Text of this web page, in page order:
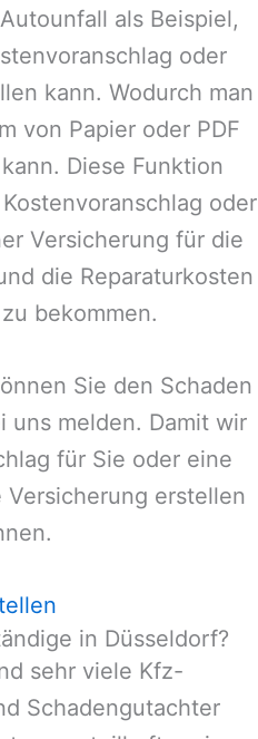
als Beispiel,
oder
kann. Wodurch man
von Papier oder PDF
Diese Funktion
oder
Versicherung für die
die Reparaturkosten
bekommen.
Sie den Schaden
uns melden. Damit wir
für Sie oder eine
erstellen
in Düsseldorf?
sehr viele Kfz-
Schadengutachter